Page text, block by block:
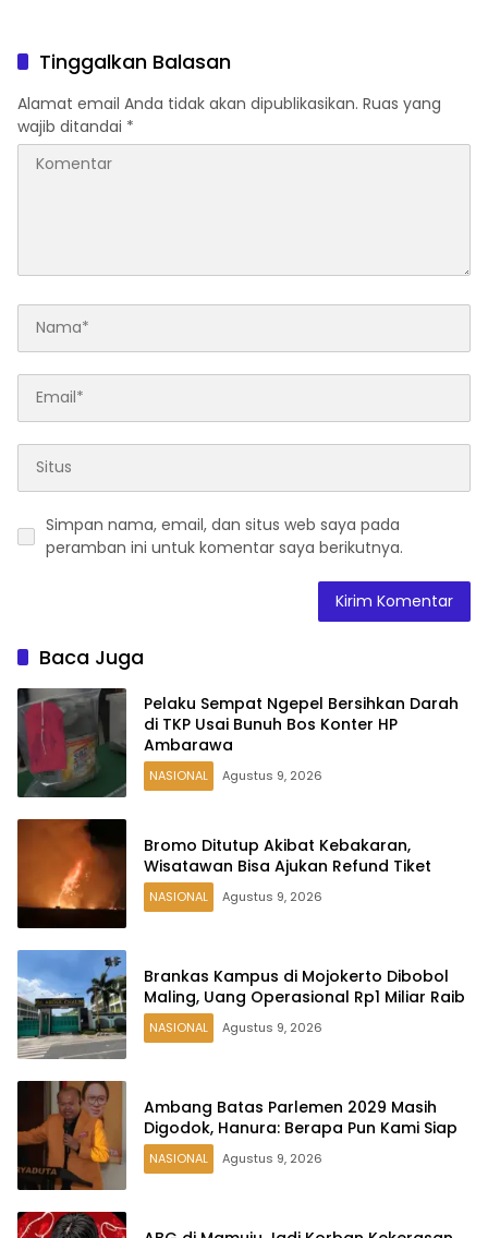
Tinggalkan Balasan
Alamat email Anda tidak akan dipublikasikan. Ruas yang
wajib ditandai *
Simpan nama, email, dan situs web saya pada
peramban ini untuk komentar saya berikutnya.
Baca Juga
Pelaku Sempat Ngepel Bersihkan Darah
di TKP Usai Bunuh Bos Konter HP
Ambarawa
NASIONAL Agustus 9, 2026
Bromo Ditutup Akibat Kebakaran,
Wisatawan Bisa Ajukan Refund Tiket
NASIONAL Agustus 9, 2026
Brankas Kampus di Mojokerto Dibobol
Maling, Uang Operasional Rp1 Miliar Raib
NASIONAL Agustus 9, 2026
Ambang Batas Parlemen 2029 Masih
Digodok, Hanura: Berapa Pun Kami Siap
NASIONAL Agustus 9, 2026